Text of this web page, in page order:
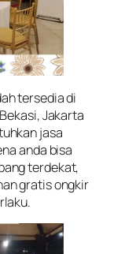
tersedia di
Jakarta
jasa
anda bisa
terdekat,
gratis ongkir